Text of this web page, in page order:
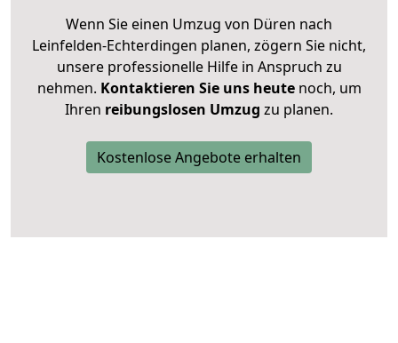
Wenn Sie einen Umzug von Düren nach
Leinfelden-Echterdingen planen, zögern Sie nicht,
unsere professionelle Hilfe in Anspruch zu
nehmen. Kontaktieren Sie uns heutenoch, um
Ihren reibungslosen Umzug zu planen.
Kostenlose Angebote erhalten